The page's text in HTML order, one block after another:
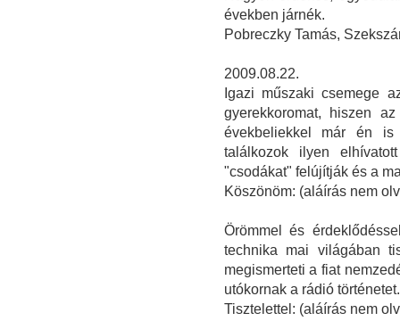
években járnék.
Pobreczky Tamás,
2009.08.22.
Igazi műszaki csemege
gyerekkoromat, hiszen
évekbeliekkel már én is
találkozok ilyen
"csodákat" felújítják és a
Köszönöm: (aláírás nem
Örömmel és
technika mai világában
megismerteti a fiat
utókornak a rádió történetet.
Tisztelettel: (aláírás nem